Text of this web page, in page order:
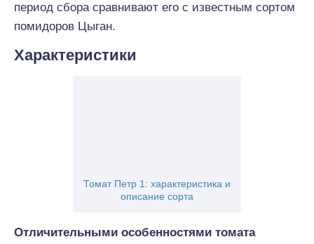
период сбора сравнивают его с известным сортом
помидоров Цыган.
Характеристики
Томат Петр 1: характеристика и
описание сорта
Отличительными особенностями томата